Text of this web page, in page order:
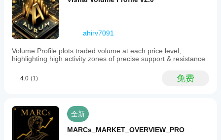
ahirv7091
Volume Profile plots traded volume at each price level,
highlighting high activity zones of precise support & resistance
4.0 (1) 免费
全新
MARCs_MARKET_OVERVIEW_PRO